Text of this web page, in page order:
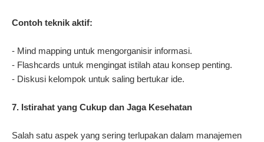
Contoh teknik aktif:
- Mind mapping untuk mengorganisir informasi.
- Flashcards untuk mengingat istilah atau konsep penting.
- Diskusi kelompok untuk saling bertukar ide.
7. Istirahat yang Cukup dan Jaga Kesehatan
Salah satu aspek yang sering terlupakan dalam manajemen